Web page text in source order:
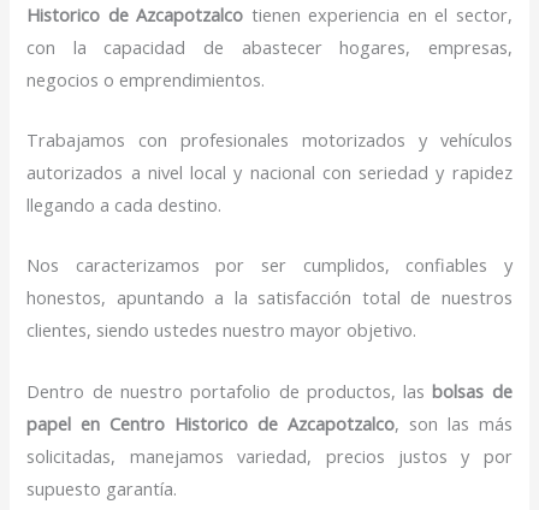
Historico de Azcapotzalco tienen experiencia en el sector,
con la capacidad de abastecer hogares, empresas,
negocios o emprendimientos.
Trabajamos con profesionales motorizados y vehículos
autorizados a nivel local y nacional con seriedad y rapidez
llegando a cada destino.
Nos caracterizamos por ser cumplidos, confiables y
honestos, apuntando a la satisfacción total de nuestros
clientes, siendo ustedes nuestro mayor objetivo.
Dentro de nuestro portafolio de productos, lasbolsas de
papel en Centro Historico de Azcapotzalco, son las más
solicitadas, manejamos variedad, precios justos y por
supuesto garantía.